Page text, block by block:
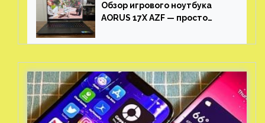
Обзор игрового ноутбука
AORUS 17X AZF — просто